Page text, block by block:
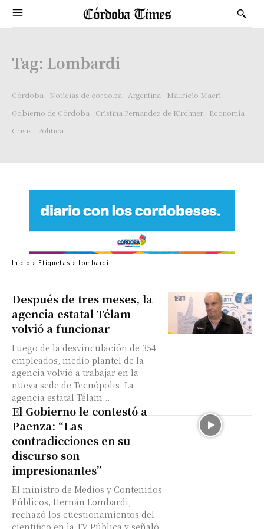
Tag: Lombardi
Córdoba Noticias de cordoba Argentina
Mauricio Macri
Gobierno de Córdoba
Cristina Fernandez de Kirchner
Economía
Crisis
Politica
Después de tres meses, la
agencia estatal Télam
volvió a funcionar
Luego de la desvinculación de 354
empleados, medio plantel de la
agencia volvió a trabajar en la
nueva sede de Tecnópolis. La
agencia estatal Télam...
El Gobierno le contestó a
Paenza: “Las
contradicciones en su
discurso son
impresionantes”
El ministro de Medios y Contenidos
Públicos, Hernán Lombardi,
rechazó los cuestionamientos del
científico en la TV Pública y señaló
Inicio Etiquetas Lombardi